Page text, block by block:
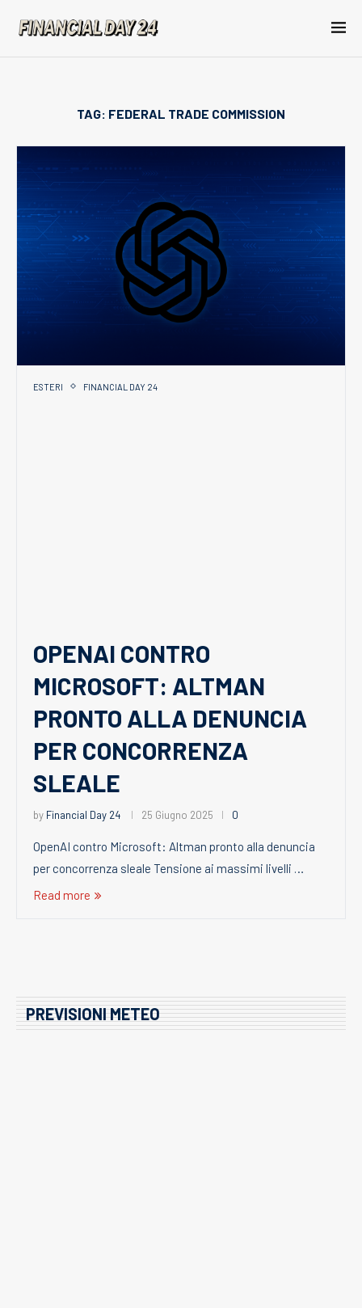
TAG: FEDERAL TRADE COMMISSION
ESTERI FINANCIAL DAY 24
OPENAI CONTRO
MICROSOFT: ALTMAN
PRONTO ALLA DENUNCIA
PER CONCORRENZA
SLEALE
by Financial Day 24 25 Giugno 2025 0
OpenAI contro Microsoft: Altman pronto alla denuncia
per concorrenza sleale Tensione ai massimi livelli …
Read more
PREVISIONI METEO